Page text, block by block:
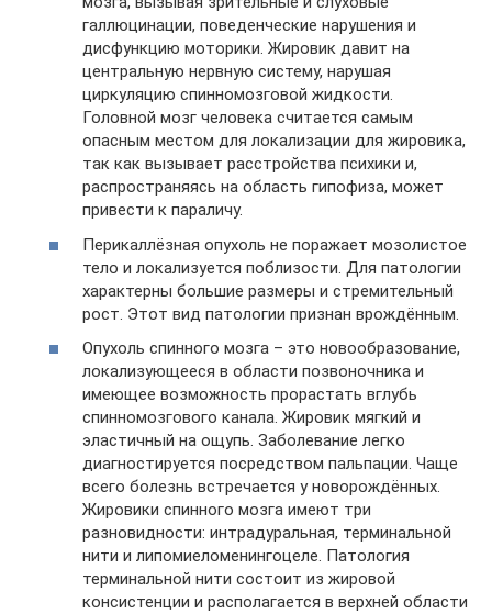
галлюцинации, поведенческие нарушения и
дисфункцию моторики. Жировик давит на
центральную нервную систему, нарушая
циркуляцию спинномозговой жидкости.
Головной мозг человека считается самым
опасным местом для локализации для жировика,
так как вызывает расстройства психики и,
распространяясь на область гипофиза, может
привести к параличу.
Перикаллёзная опухоль не поражает мозолистое
тело и локализуется поблизости. Для патологии
характерны большие размеры и стремительный
рост. Этот вид патологии признан врождённым.
Опухоль спинного мозга – это новообразование,
локализующееся в области позвоночника и
имеющее возможность прорастать вглубь
спинномозгового канала. Жировик мягкий и
эластичный на ощупь. Заболевание легко
диагностируется посредством пальпации. Чаще
всего болезнь встречается у новорождённых.
Жировики спинного мозга имеют три
разновидности: интрадуральная, терминальной
нити и липомиеломенингоцеле. Патология
терминальной нити состоит из жировой
консистенции и располагается в верхней области